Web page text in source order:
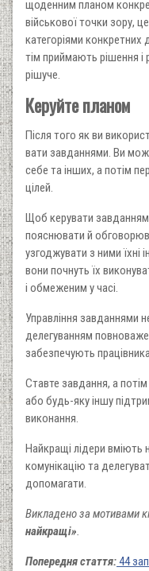
щоденним планом
військової точки зору, це
категоріями конкретних
тім приймають рішення
рішуче.
Керуйте планом
Після того як ви
вати завданнями. Ви
себе та інших, а потім
цілей.
Щоб керувати
пояснювати й
узгоджувати з ними їхні
вони почнуть їх
і обмеженим у часі.
Управління завданнями
делегуванням
забезпечують
Ставте завдання, а
або будь-яку іншу
виконання.
Найкращі лідери
комунікацію та
допомагати.
Викладено за мотивами
найкращі».
Попередня стаття:44